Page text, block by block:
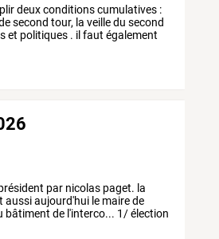
deuxconditionscumulatives :
second tour, la veilledu second
et politiques . il faut également
par nicolas paget. la
aussiaujourd'hui le mairede
bâtiment de l'interco... 1/élection